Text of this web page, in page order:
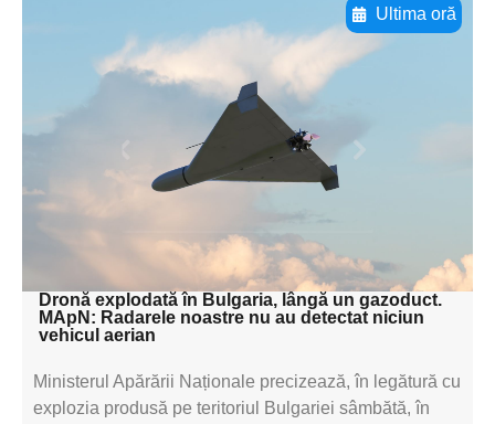
Ultima oră
Adaugă aici textul pentru
subtitluAdaugă aici
textul pentru
subtitluAdaugă aici
textul pentru
subtitluAdaugă aici
textul pentru subti
Dronă explodată în Bulgaria, lângă un gazoduct.
MApN: Radarele noastre nu au detectat niciun
vehicul aerian
Ministerul Apărării Naționale precizează, în legătură cu
explozia produsă pe teritoriul Bulgariei sâmbătă, în